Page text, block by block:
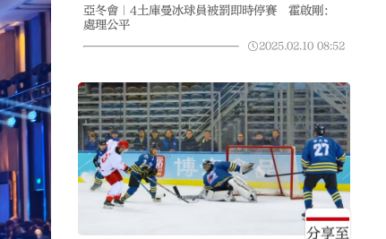
分享至
亞冬會｜4土庫曼冰球員被罰即時停賽 霍啟剛：
處理公平
2025.02.10 08:52